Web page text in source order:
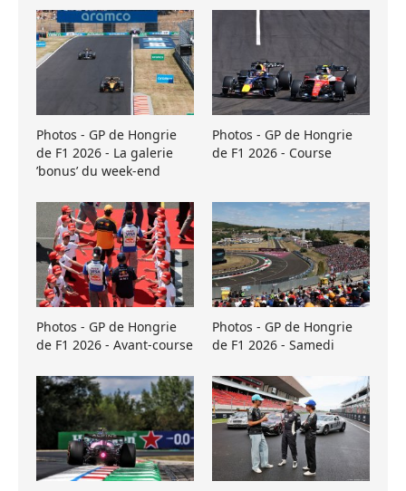
Photos - GP de Hongrie
de F1 2026 - La galerie
’bonus’ du week-end
Photos - GP de Hongrie
de F1 2026 - Course
Photos - GP de Hongrie
de F1 2026 - Avant-course
Photos - GP de Hongrie
de F1 2026 - Samedi